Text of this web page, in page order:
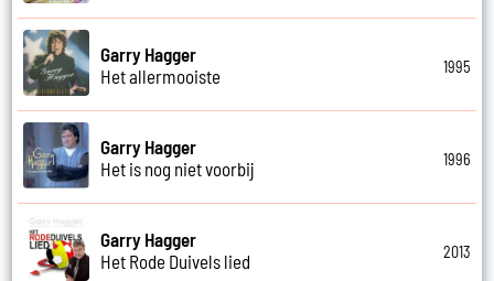
Garry Hagger
Het allermooiste
1995
Garry Hagger
Het is nog niet voorbij
1996
Garry Hagger
Het Rode Duivels lied
2013